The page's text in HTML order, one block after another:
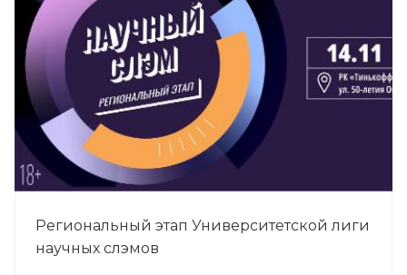
Региональный этап Университетской лиги
научных слэмов